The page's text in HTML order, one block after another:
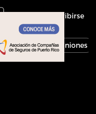
Inscribirse
Economía Opiniones